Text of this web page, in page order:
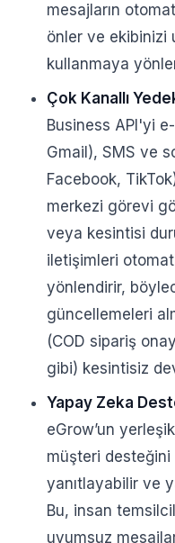
mesajların
önler ve ekibinizi
kullanmaya
Çok Kanallı
Business API'yi
Gmail), SMS ve
Facebook,
merkezi görevi
veya kesintisi
iletişimleri
yönlendirir,
güncellemeleri
(COD sipariş
gibi) kesintisiz
Yapay Zeka
eGrow’un
müşteri
yanıtlayabilir ve
Bu, insan
uyumsuz